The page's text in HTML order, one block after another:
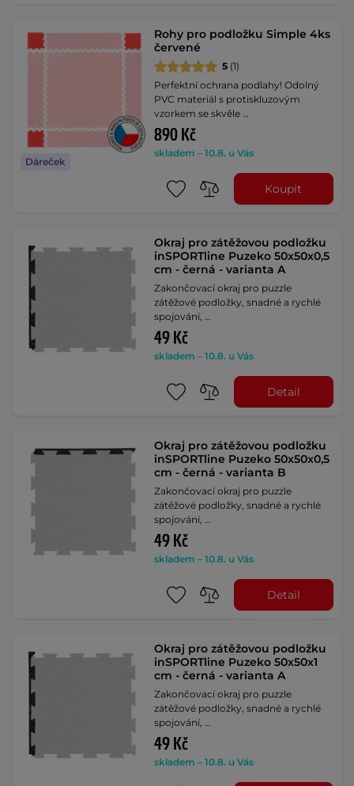
Dáreček
Rohy pro podložku Simple 4ks
červené
5 (1)
Perfektní ochrana podlahy! Odolný
PVC materiál s protiskluzovým
vzorkem se skvěle …
890 Kč
skladem – 10.8. u Vás
Koupit
Okraj pro zátěžovou podložku
inSPORTline Puzeko 50x50x0,5
cm - černá - varianta A
Zakončovací okraj pro puzzle
zátěžové podložky, snadné a rychlé
spojování, …
49 Kč
skladem – 10.8. u Vás
Detail
Okraj pro zátěžovou podložku
inSPORTline Puzeko 50x50x0,5
cm - černá - varianta B
Zakončovací okraj pro puzzle
zátěžové podložky, snadné a rychlé
spojování, …
49 Kč
skladem – 10.8. u Vás
Detail
Okraj pro zátěžovou podložku
inSPORTline Puzeko 50x50x1
cm - černá - varianta A
Zakončovací okraj pro puzzle
zátěžové podložky, snadné a rychlé
spojování, …
49 Kč
skladem – 10.8. u Vás